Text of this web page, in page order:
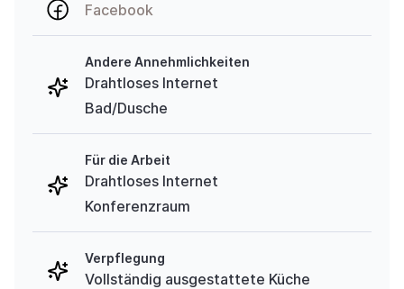
Facebook
Andere Annehmlichkeiten
Drahtloses Internet
Bad/Dusche
Für die Arbeit
Drahtloses Internet
Konferenzraum
Verpflegung
Vollständig ausgestattete Küche